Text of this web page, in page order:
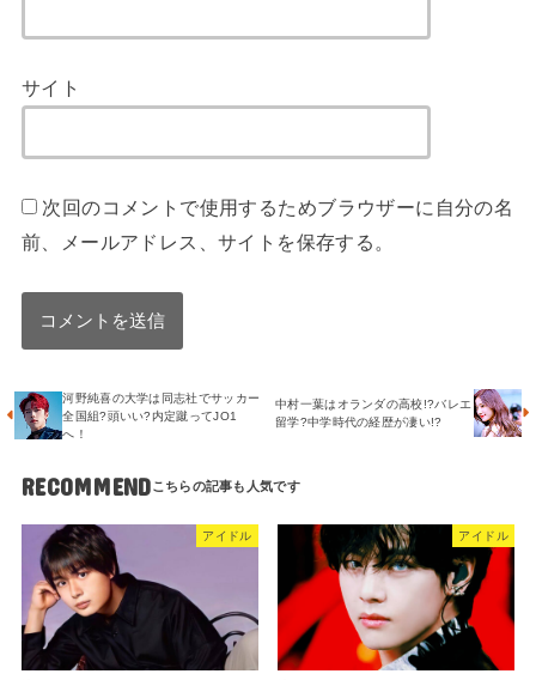
サイト
次回のコメントで使用するためブラウザーに自分の名
前、メールアドレス、サイトを保存する。
河野純喜の大学は同志社でサッカー
全国組?頭いい?内定蹴ってJO1
へ！
中村一葉はオランダの高校!?バレエ
留学?中学時代の経歴が凄い!?
RECOMMEND
アイドル アイドル